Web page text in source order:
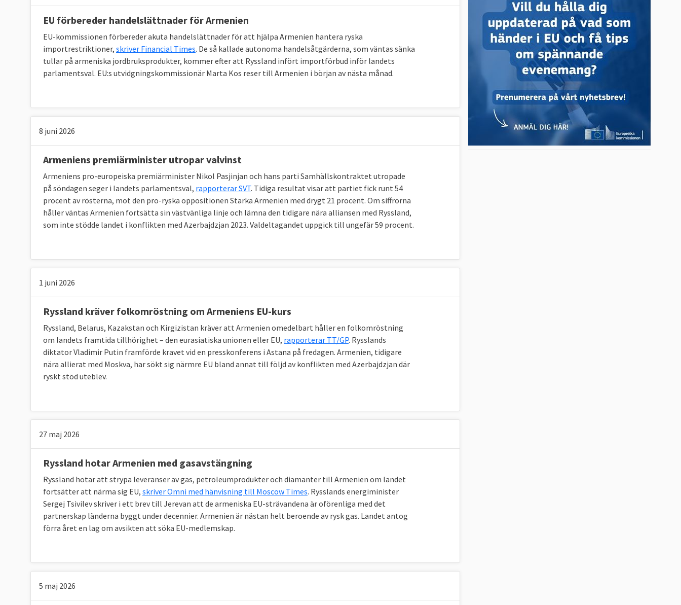
EU förbereder handelslättnader för Armenien
EU-kommissionen förbereder akuta handelslättnader för att hjälpa Armenien hantera ryska
importrestriktioner, skriver Financial Times. De så kallade autonoma handelsåtgärderna, som väntas sänka
tullar på armeniska jordbruksprodukter, kommer efter att Ryssland infört importförbud inför landets
parlamentsval. EU:s utvidgningskommissionär Marta Kos reser till Armenien i början av nästa månad.
8 juni 2026
Armeniens premiärminister utropar valvinst
Armeniens pro-europeiska premiärminister Nikol Pasjinjan och hans parti Samhällskontraktet utropade
på söndagen seger i landets parlamentsval, rapporterar SVT. Tidiga resultat visar att partiet fick runt 54
procent av rösterna, mot den pro-ryska oppositionen Starka Armenien med drygt 21 procent. Om siffrorna
håller väntas Armenien fortsätta sin västvänliga linje och lämna den tidigare nära alliansen med Ryssland,
som inte stödde landet i konflikten med Azerbajdzjan 2023. Valdeltagandet uppgick till ungefär 59 procent.
1 juni 2026
Ryssland kräver folkomröstning om Armeniens EU-kurs
Ryssland, Belarus, Kazakstan och Kirgizistan kräver att Armenien omedelbart håller en folkomröstning
om landets framtida tillhörighet – den eurasiatiska unionen eller EU, rapporterar TT/GP. Rysslands
diktator Vladimir Putin framförde kravet vid en presskonferens i Astana på fredagen. Armenien, tidigare
nära allierat med Moskva, har sökt sig närmre EU bland annat till följd av konflikten med Azerbajdzjan där
ryskt stöd uteblev.
27 maj 2026
Ryssland hotar Armenien med gasavstängning
Ryssland hotar att strypa leveranser av gas, petroleumprodukter och diamanter till Armenien om landet
fortsätter att närma sig EU, skriver Omni med hänvisning till Moscow Times. Rysslands energiminister
Sergej Tsivilev skriver i ett brev till Jerevan att de armeniska EU-strävandena är oförenliga med det
partnerskap länderna byggt under decennier. Armenien är nästan helt beroende av rysk gas. Landet antog
förra året en lag om avsikten att söka EU-medlemskap.
5 maj 2026